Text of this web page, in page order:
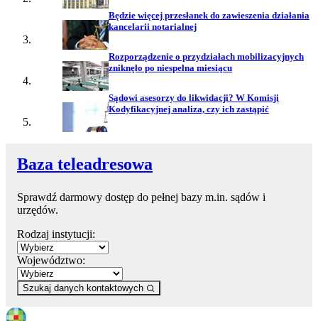
Będzie więcej przesłanek do zawieszenia działania
kancelarii notarialnej
Rozporządzenie o przydziałach mobilizacyjnych
zniknęło po niespełna miesiącu
Sądowi asesorzy do likwidacji? W Komisji
Kodyfikacyjnej analiza, czy ich zastąpić
Baza teleadresowa
Sprawdź darmowy dostęp do pełnej bazy m.in. sądów i
urzędów.
Rodzaj instytucji:
Województwo:
Szukaj danych kontaktowych